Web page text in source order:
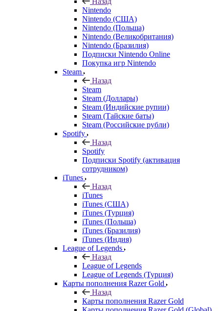
Nintendo
Nintendo (США)
Nintendo (Польша)
Nintendo (Великобритания)
Nintendo (Бразилия)
Подписки Nintendo Online
Покупка игр Nintendo
Steam
Назад
Steam
Steam (Доллары)
Steam (Индийские рупии)
Steam (Тайские баты)
Steam (Российские рубли)
Spotify
Назад
Spotify
Подписки Spotify (активация
сотрудником)
iTunes
Назад
iTunes
iTunes (США)
iTunes (Турция)
iTunes (Польша)
iTunes (Бразилия)
iTunes (Индия)
League of Legends
Назад
League of Legends
League of Legends (Турция)
Карты пополнения Razer Gold
Назад
Карты пополнения Razer Gold